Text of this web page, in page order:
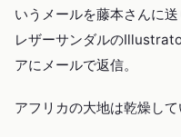
いうメールを藤本さんに
レザーサンダルの
アにメールで返信。
アフリカの大地は乾燥して